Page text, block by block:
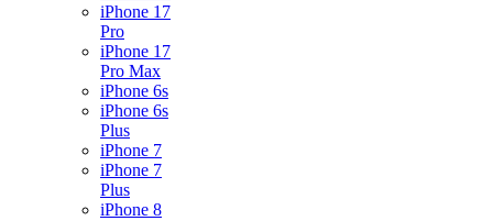
iPhone 17
Pro
iPhone 17
Pro Max
iPhone 6s
iPhone 6s
Plus
iPhone 7
iPhone 7
Plus
iPhone 8